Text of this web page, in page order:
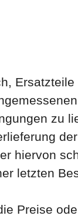
zu
hiervon
letzten
Preise